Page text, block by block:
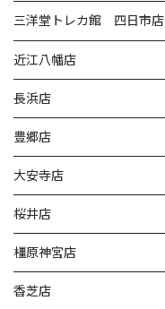
三洋堂トレカ館 四日市店
近江八幡店
長浜店
豊郷店
大安寺店
桜井店
橿原神宮店
香芝店